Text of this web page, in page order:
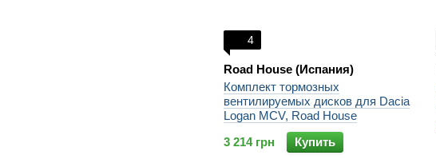
4
Road House (Испания)
Комплект тормозных
вентилируемых дисков для Dacia
Logan MCV, Road House
3 214 грн
Купить